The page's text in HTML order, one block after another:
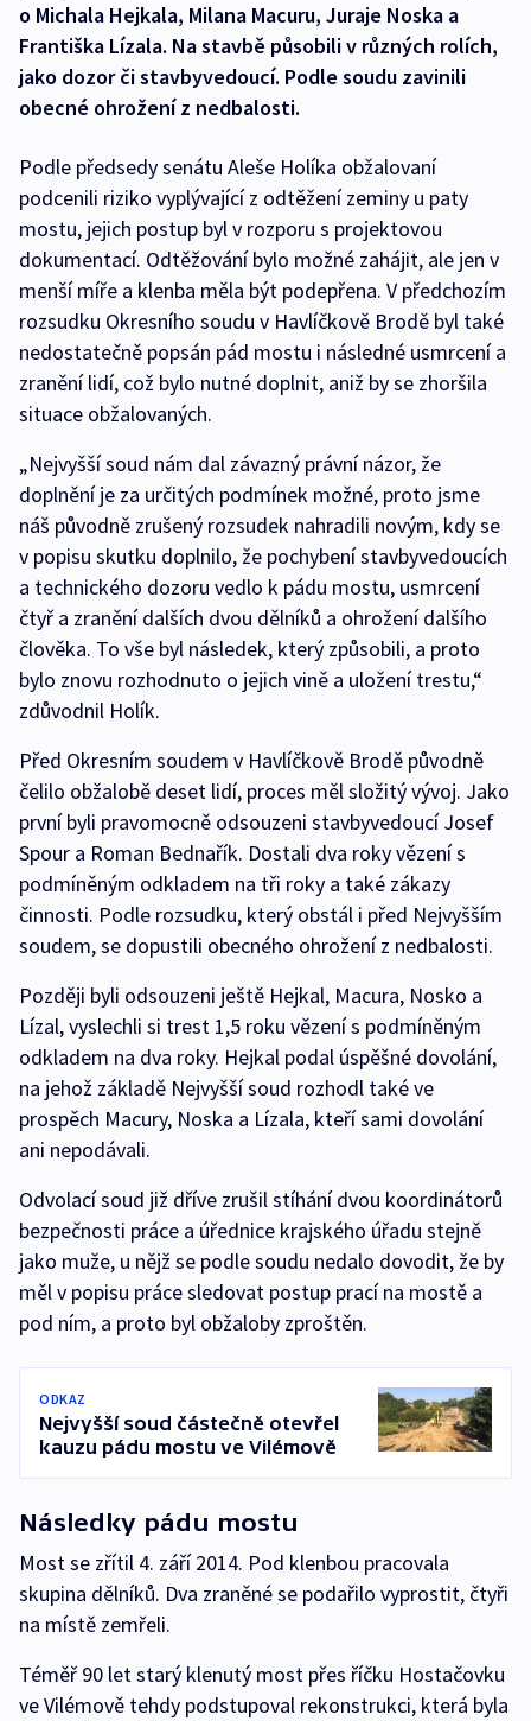
o Michala Hejkala, Milana Macuru, Juraje Noska a
Františka Lízala. Na stavbě působili v různých rolích,
jako dozor či stavbyvedoucí. Podle soudu zavinili
obecné ohrožení z nedbalosti.
Podle předsedy senátu Aleše Holíka obžalovaní
podcenili riziko vyplývající z odtěžení zeminy u paty
mostu, jejich postup byl v rozporu s projektovou
dokumentací. Odtěžování bylo možné zahájit, ale jen v
menší míře a klenba měla být podepřena. V předchozím
rozsudku Okresního soudu v Havlíčkově Brodě byl také
nedostatečně popsán pád mostu i následné usmrcení a
zranění lidí, což bylo nutné doplnit, aniž by se zhoršila
situace obžalovaných.
„Nejvyšší soud nám dal závazný právní názor, že
doplnění je za určitých podmínek možné, proto jsme
náš původně zrušený rozsudek nahradili novým, kdy se
v popisu skutku doplnilo, že pochybení stavbyvedoucích
a technického dozoru vedlo k pádu mostu, usmrcení
čtyř a zranění dalších dvou dělníků a ohrožení dalšího
člověka. To vše byl následek, který způsobili, a proto
bylo znovu rozhodnuto o jejich vině a uložení trestu,“
zdůvodnil Holík.
Před Okresním soudem v Havlíčkově Brodě původně
čelilo obžalobě deset lidí, proces měl složitý vývoj. Jako
první byli pravomocně odsouzeni stavbyvedoucí Josef
Spour a Roman Bednařík. Dostali dva roky vězení s
podmíněným odkladem na tři roky a také zákazy
činnosti. Podle rozsudku, který obstál i před Nejvyšším
soudem, se dopustili obecného ohrožení z nedbalosti.
Později byli odsouzeni ještě Hejkal, Macura, Nosko a
Lízal, vyslechli si trest 1,5 roku vězení s podmíněným
odkladem na dva roky. Hejkal podal úspěšné dovolání,
na jehož základě Nejvyšší soud rozhodl také ve
prospěch Macury, Noska a Lízala, kteří sami dovolání
ani nepodávali.
Odvolací soud již dříve zrušil stíhání dvou koordinátorů
bezpečnosti práce a úřednice krajského úřadu stejně
jako muže, u nějž se podle soudu nedalo dovodit, že by
měl v popisu práce sledovat postup prací na mostě a
pod ním, a proto byl obžaloby zproštěn.
ODKAZ
Nejvyšší soud částečně otevřel
kauzu pádu mostu ve Vilémově
Následky pádu mostu
Most se zřítil 4. září 2014. Pod klenbou pracovala
skupina dělníků. Dva zraněné se podařilo vyprostit, čtyři
na místě zemřeli.
Téměř 90 let starý klenutý most přes říčku Hostačovku
ve Vilémově tehdy podstupoval rekonstrukci, která byla